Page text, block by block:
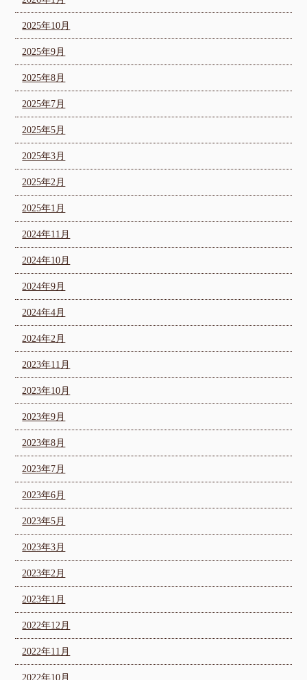
2025年10月
2025年9月
2025年8月
2025年7月
2025年5月
2025年3月
2025年2月
2025年1月
2024年11月
2024年10月
2024年9月
2024年4月
2024年2月
2023年11月
2023年10月
2023年9月
2023年8月
2023年7月
2023年6月
2023年5月
2023年3月
2023年2月
2023年1月
2022年12月
2022年11月
2022年10月